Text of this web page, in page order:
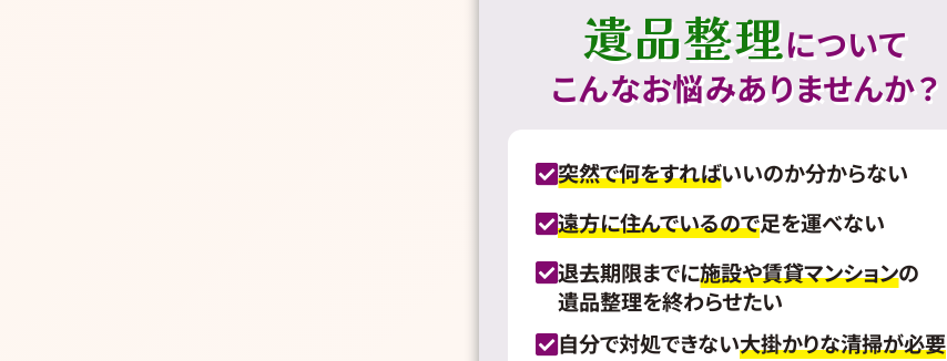
遺品整理について
こんなお悩みありませんか？
突然で何をすればいいのか分からない
遠方に住んでいるので足を運べない
退去期限までに施設や賃貸マンションの
遺品整理を終わらせたい
自分で対処できない大掛かりな清掃が必要